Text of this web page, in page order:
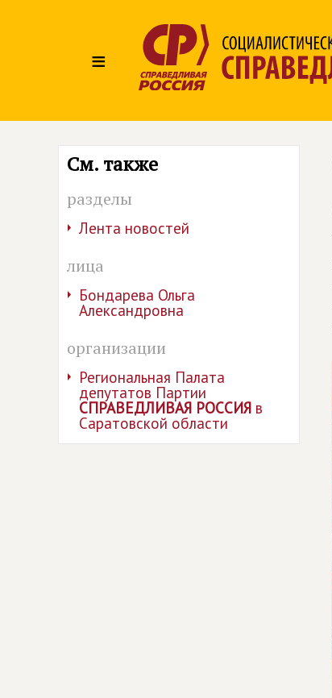
≡
См. также
разделы
Лента новостей
лица
Бондарева Ольга
Александровна
организации
Региональная Палата
депутатов Партии
СПРАВЕДЛИВАЯ РОССИЯ в
Саратовской области